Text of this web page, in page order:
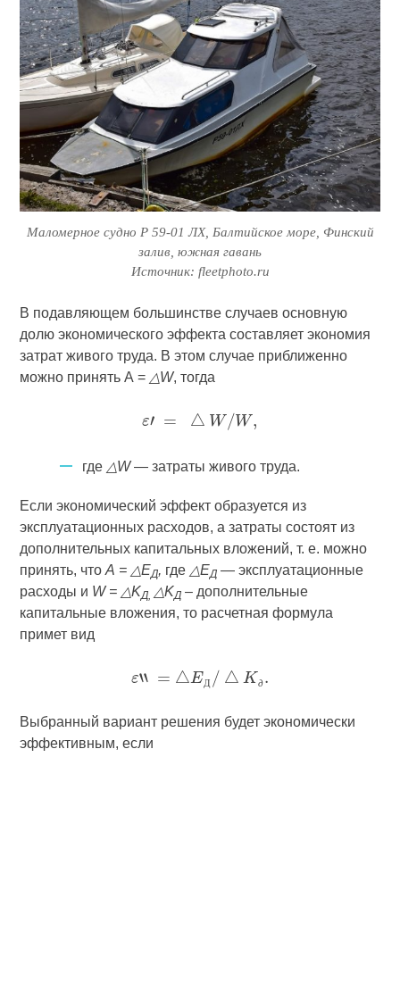
Маломерное судно Р 59-01 ЛХ, Балтийское море, Финский
залив, южная гавань
Источник: fleetphoto.ru
В подавляющем большинстве случаев основную
долю экономического эффекта составляет экономия
затрат живого труда. В этом случае приближенно
можно принять А = △W, тогда
где △W— затраты живого труда.
Если экономический эффект образуется из
эксплуатационных расходов, а затраты состоят из
дополнительных капитальных вложений, т. е. можно
принять, чтоА = △ЕД, где △ЕД — эксплуатаци­онные
расходы и W = △KД,△KД – дополнительные
капитальные вложения, то расчетная формула
примет вид
Д д
Выбранный вариант решения будет экономически
эффективным, если